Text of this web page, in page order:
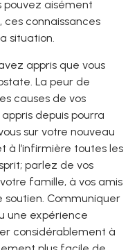
pouvez aisément
ces connaissances
situation.
appris que vous
La peur de
causes de vos
depuis pourra
sur votre nouveau
à l’infirmière toutes les
parlez de vos
famille, à vos amis
soutien. Communiquer
une expérience
considérablement à